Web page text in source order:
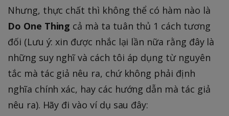
Nhưng, thực chất thì không thể có hàm nào là
Do One Thing cả mà ta tuân thủ 1 cách tương
đối (Lưu ý: xin được nhắc lại lần nữa rằng đây là
những suy nghĩ và cách tôi áp dụng từ nguyên
tắc mà tác giả nêu ra, chứ không phải định
nghĩa chính xác, hay các hướng dẫn mà tác giả
nêu ra). Hãy đi vào ví dụ sau đây: